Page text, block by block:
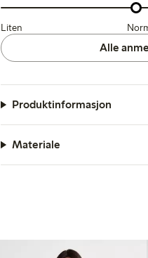
Liten
Alle
Produktinformasjon
Materiale